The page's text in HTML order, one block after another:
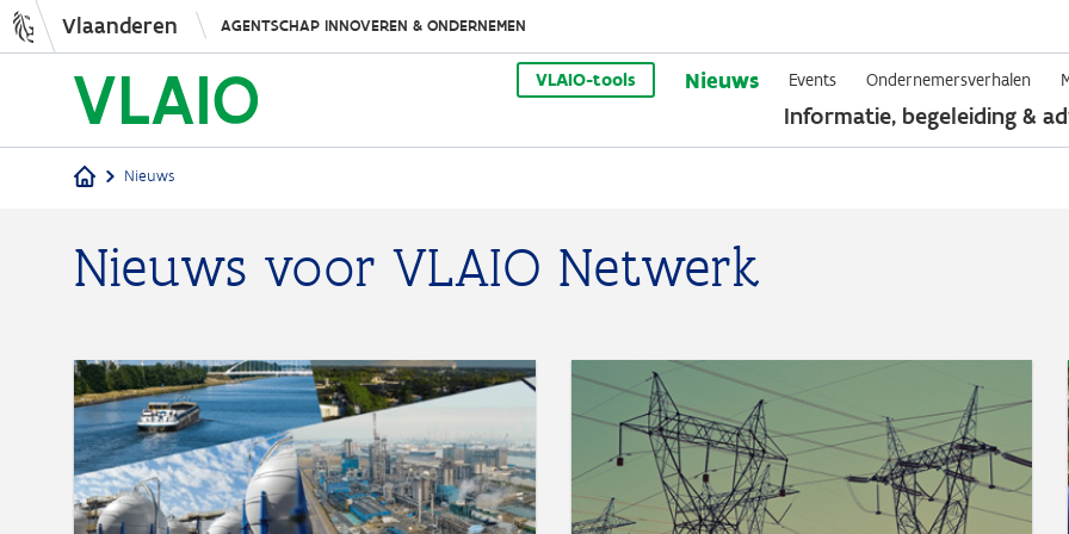
Overslaan
en
naar
de
Vlaanderen AGENTSCHAP INNOVEREN & ONDERNEMEN
VLAIO-tools Nieuws Events Ondernemersverhalen
Informatie, begeleiding &
Kruimelpad
Nieuws
Nieuws voor VLAIO Netwerk